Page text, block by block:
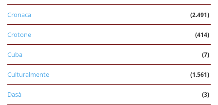
Cronaca (2.491)
Crotone (414)
Cuba (7)
Culturalmente (1.561)
Dasà (3)